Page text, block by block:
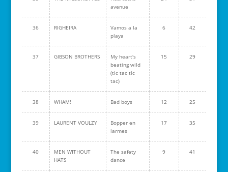
avenue
36 RIGHEIRA
Vamos a la
playa
6 42
37 GIBSON BROTHERS
My heart's
beating wild
(tic tac tic
tac)
15 29
38 WHAM! Bad boys 12 25
39 LAURENT VOULZY
Bopper en
larmes
17 35
40
MEN WITHOUT
HATS
The safety
dance
9 41